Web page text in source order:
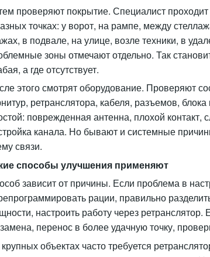
проверяют покрытие. Специалист проходит
точках: у ворот, на рампе, между
в подвале, на улице, возле техники, в
зоны отмечают отдельно. Так
а где отсутствует.
этого смотрят оборудование. Проверяют
ретранслятора, кабеля, разъемов,
поврежденная антенна, плохой контакт,
канала. Но бывают и системные
связи.
способы улучшения применяют
зависит от причины. Если проблема в
рации, правильно
настроить работу через
перенос в более удачную точку,
объектах часто требуется